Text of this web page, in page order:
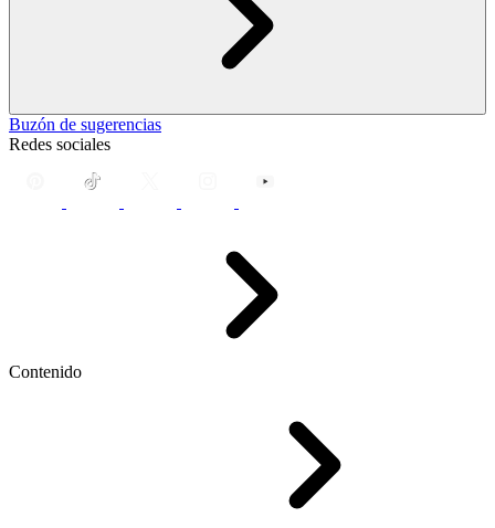
Buzón de sugerencias
Redes sociales
Contenido